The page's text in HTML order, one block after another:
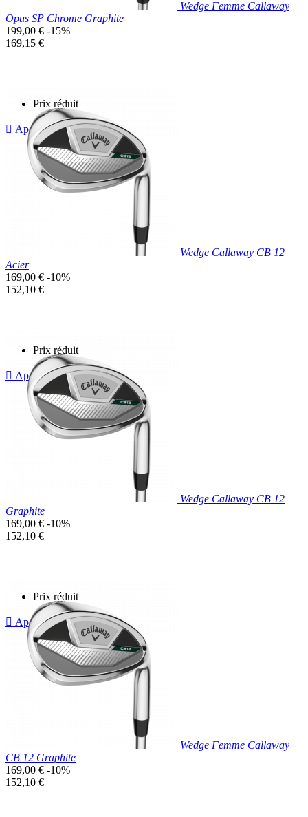
Wedge Femme Callaway
Opus SP Chrome Graphite
Prix
de
199,00 € -15%
Prix
169,15 €
Prix réduit
 Aperçu rapide
Wedge Callaway CB 12
Acier
Prix
de
169,00 € -10%
Prix
152,10 €
Prix réduit
 Aperçu rapide
Wedge Callaway CB 12
Graphite
Prix
de
169,00 € -10%
Prix
152,10 €
Prix réduit
 Aperçu rapide
Wedge Femme Callaway
CB 12 Graphite
Prix
de
169,00 € -10%
Prix
152,10 €